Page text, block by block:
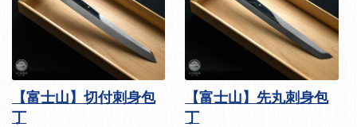
【富士山】切付刺身包
丁
【富士山】先丸刺身包
丁